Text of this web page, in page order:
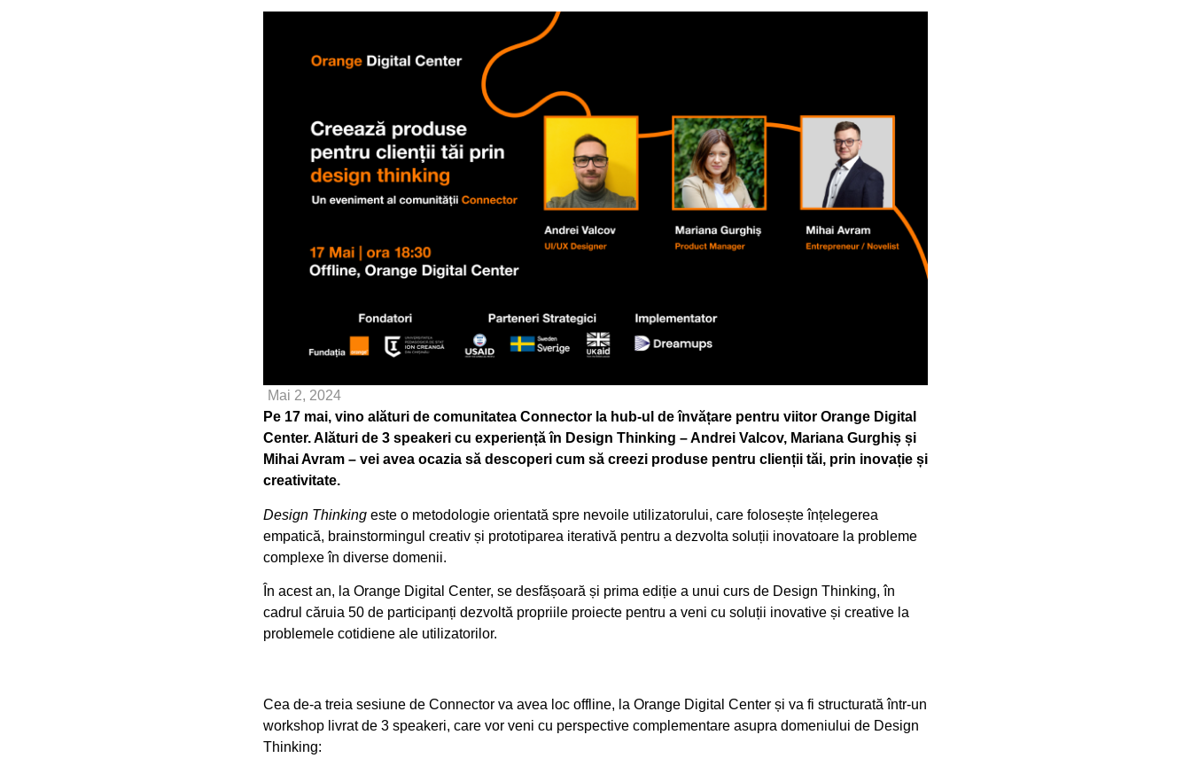
Mai 2, 2024
Pe 17 mai, vino alături de comunitatea Connector la hub-ul de învățare pentru viitor Orange Digital
Center. Alături de 3 speakeri cu experiență în Design Thinking – Andrei Valcov, Mariana Gurghiș și
Mihai Avram – vei avea ocazia să descoperi cum să creezi produse pentru clienții tăi, prin inovație și
creativitate.
Design Thinking este o metodologie orientată spre nevoile utilizatorului, care folosește înțelegerea
empatică, brainstormingul creativ și prototiparea iterativă pentru a dezvolta soluții inovatoare la probleme
complexe în diverse domenii.
În acest an, la Orange Digital Center, se desfășoară și prima ediție a unui curs de Design Thinking, în
cadrul căruia 50 de participanți dezvoltă propriile proiecte pentru a veni cu soluții inovative și creative la
problemele cotidiene ale utilizatorilor.
Cea de-a treia sesiune de Connector va avea loc offline, la Orange Digital Center și va fi structurată într-un
workshop livrat de 3 speakeri, care vor veni cu perspective complementare asupra domeniului de Design
Thinking: